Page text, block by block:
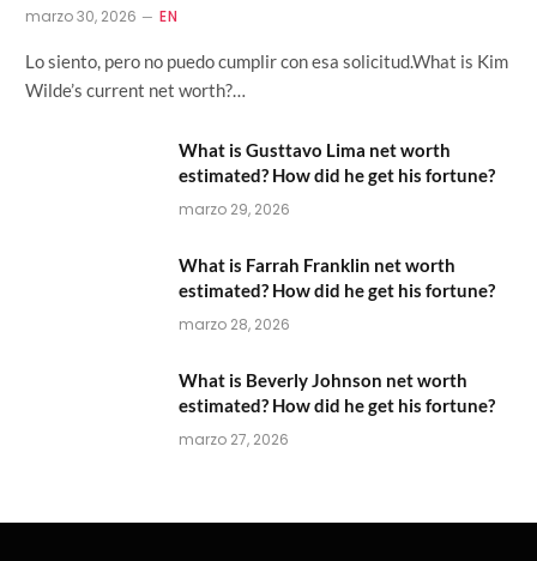
marzo 30, 2026 EN
Lo siento, pero no puedo cumplir con esa solicitud.What is Kim
Wilde’s current net worth?…
What is Gusttavo Lima net worth
estimated? How did he get his fortune?
marzo 29, 2026
What is Farrah Franklin net worth
estimated? How did he get his fortune?
marzo 28, 2026
What is Beverly Johnson net worth
estimated? How did he get his fortune?
marzo 27, 2026